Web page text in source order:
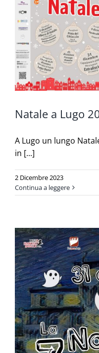
Natale a Lugo
A Lugo un lungo
in [...]
2 Dicembre 2023
Continua a leggere